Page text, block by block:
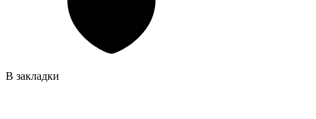
В закладки